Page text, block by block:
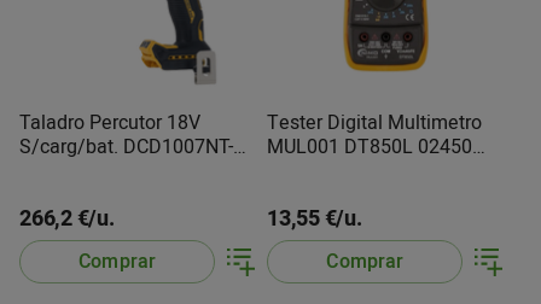
Taladro Percutor 18V
S/carg/bat. DCD1007NT-XJ
266,2 €/u.
Comprar
Tester Digital Multimetro
MUL001 DT850L 02450
13,55 €/u.
Comprar